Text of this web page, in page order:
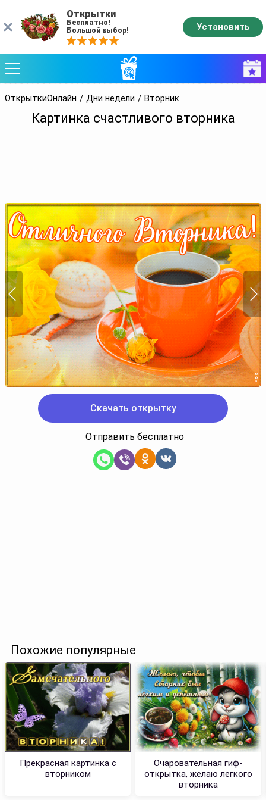
ОткрыткиОнлайн Дни недели Вторник
Картинка счастливого вторника
Скачать открытку
Отправить бесплатно
Похожие популярные
Прекрасная картинка с
вторником
Очаровательная гиф-
открытка, желаю легкого
вторника
Открытки
Бесплатно!
Большой выбор!
Установить